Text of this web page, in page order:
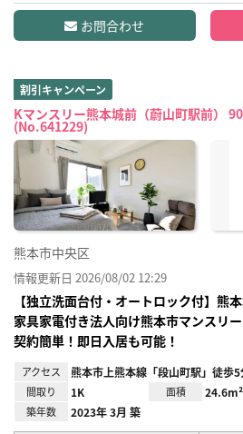
お問合わせ
割引キャンペーン
Kマンスリー熊本城前（蔚山町駅前）
(No.641229)
熊本市中央区
情報更新日 2026/08/02 12:29
【独立洗面台付・オートロック付】熊
家具家電付き法人向け熊本市マンスリ
契約簡単！即日入居も可能！
アクセス 熊本市上熊本線「段山町駅」徒歩5
間取り 1K 面積 24.6m²
築年数 2023年 3月 築